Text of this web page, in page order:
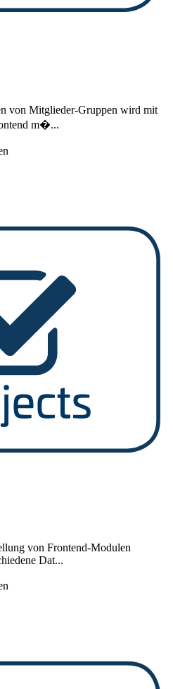
von Mitglieder-Gruppen wird mit
m�...
von Frontend-Modulen
Dat...